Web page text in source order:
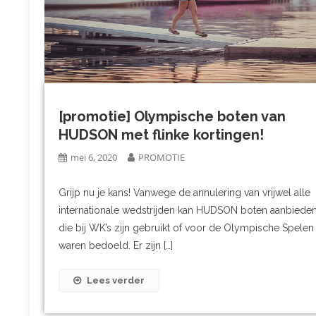
[promotie] Olympische boten van
HUDSON met flinke kortingen!
mei 6, 2020 PROMOTIE
Grijp nu je kans! Vanwege de annulering van vrijwel alle
internationale wedstrijden kan HUDSON boten
die bij WK’s zijn gebruikt of voor de Olympische Spelen
waren bedoeld. Er zijn […]
Lees verder